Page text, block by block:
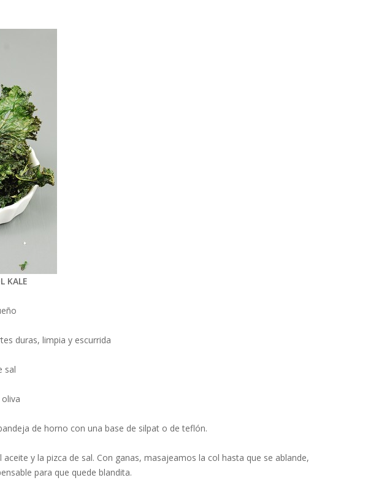
KALE
duras, limpia y escurrida
sal
de horno con una base de silpat o de teflón.
y la pizca de sal. Con ganas, masajeamos la col hasta que se ablande,
para que quede blandita.